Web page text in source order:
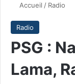
Accueil / Radio
Radio
PSG :
Lama,